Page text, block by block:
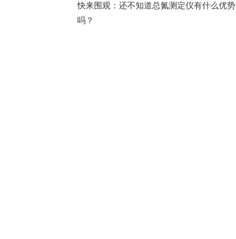
快来围观：还不知道总氮测定仪有什么优势
吗？